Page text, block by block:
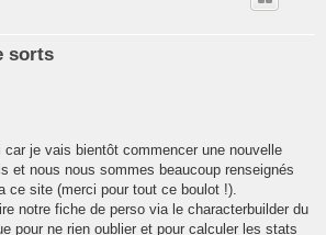
sorts
je vais bientôt commencer une nouvelle
et nous nous sommes beaucoup renseignés
ce site (merci pour tout ce boulot !).
notre fiche de perso via le characterbuilder du
pour ne rien oublier et pour calculer les stats